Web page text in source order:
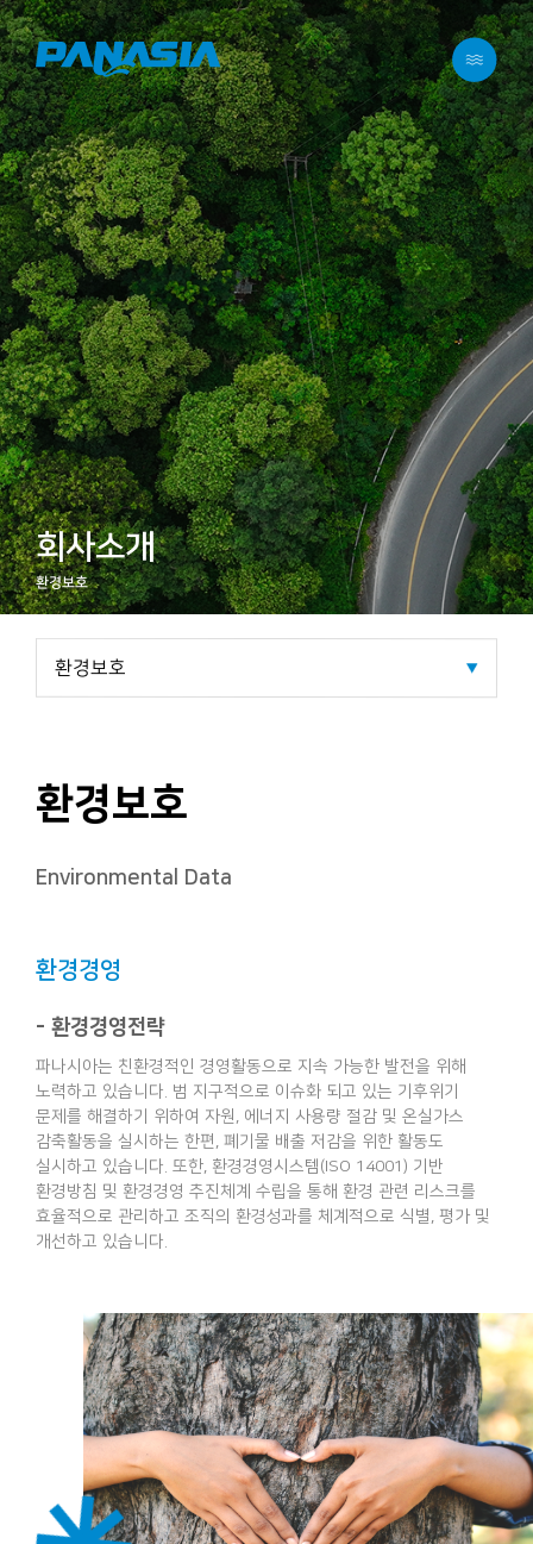
메뉴 바로가기본문 바로가기
회사소개
환경보호
환경보호
Environmental Data
환경경영
- 환경경영전략
파나시아는 친환경적인 경영활동으로 지속 가능한 발전을 위해
노력하고 있습니다. 범 지구적으로 이슈화 되고 있는 기후위기
문제를 해결하기 위하여 자원, 에너지 사용량 절감 및 온실가스
감축활동을 실시하는 한편, 폐기물 배출 저감을 위한 활동도
실시하고 있습니다. 또한, 환경경영시스템(ISO 14001) 기반
환경방침 및 환경경영 추진체계 수립을 통해 환경 관련 리스크를
효율적으로 관리하고 조직의 환경성과를 체계적으로 식별, 평가 및
개선하고 있습니다.